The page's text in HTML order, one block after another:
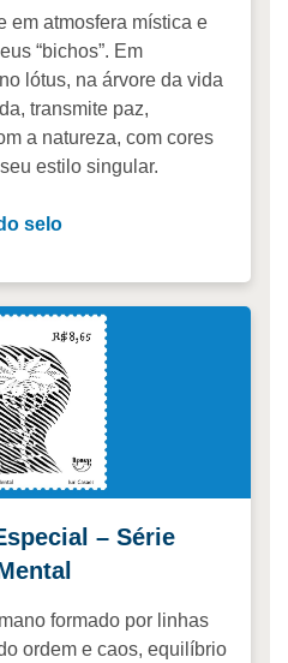
em atmosfera mística e
“bichos”. Em
lótus, na árvore da vida
transmite paz,
a natureza, com cores
estilo singular.
selo
– Série
formado por linhas
ordem e caos, equilíbrio